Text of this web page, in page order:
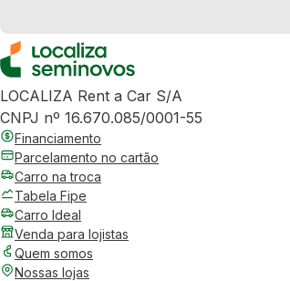
LOCALIZA Rent a Car S/A
CNPJ nº 16.670.085/0001-55
Financiamento
Parcelamento no cartão
Carro na troca
Tabela Fipe
Carro Ideal
Venda para lojistas
Quem somos
Nossas lojas